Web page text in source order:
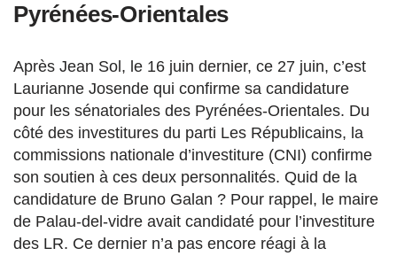
Pyrénées-Orientales
Après Jean Sol, le 16 juin dernier, ce 27 juin, c’est
Laurianne Josende qui confirme sa candidature
pour les sénatoriales des Pyrénées-Orientales. Du
côté des investitures du parti Les Républicains, la
commissions nationale d’investiture (CNI) confirme
son soutien à ces deux personnalités. Quid de la
candidature de Bruno Galan ? Pour rappel, le maire
de Palau-del-vidre avait candidaté pour l’investiture
des LR. Ce dernier n’a pas encore réagi à la